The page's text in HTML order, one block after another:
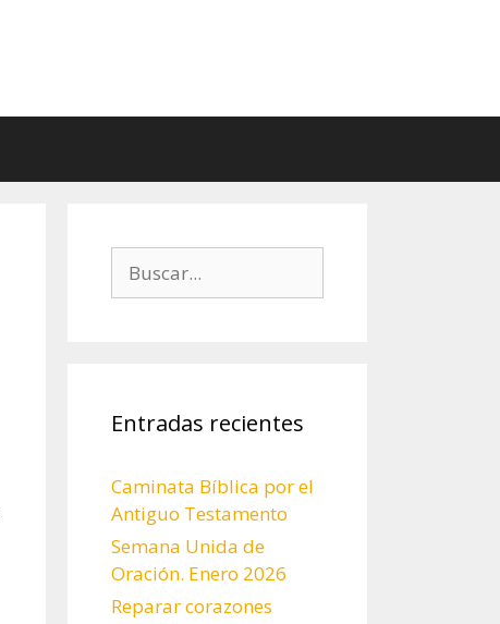
Entradas recientes
Caminata Bíblica por el
Antiguo Testamento
Semana Unida de
Oración. Enero 2026
Reparar corazones